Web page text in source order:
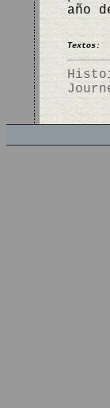
año
Textos: